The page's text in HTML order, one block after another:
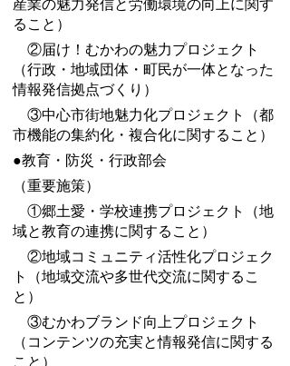
産業の魅力発信と労働環境の向上に関す
ること）
②届け！むかわの魅力プロジェクト
（行政・地域団体・町民が一体となった
情報発信拠点づくり）
③中心市街地魅力化プロジェクト（都
市機能の集約化・複合化に関すること）
●教育・防災・行政部会
（重要施策）
①郷土愛・学校連携プロジェクト（地
域と教育の連携に関すること）
②地域コミュニティ活性化プロジェク
ト（地域交流や多世代交流に関するこ
と）
③むかわブランド向上プロジェクト
（コンテンツの充実と情報発信に関する
こと）